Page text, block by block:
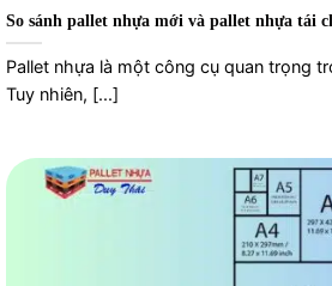
So sánh pallet nhựa mới và pallet nhựa tái
Pallet nhựa là một công cụ quan trọng
Tuy nhiên, [...]